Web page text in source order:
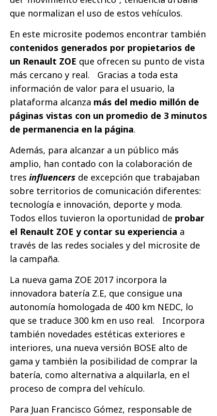
que normalizan el uso de estos vehículos.
En este microsite podemos encontrar también
contenidos generados por propietarios de
un Renault ZOE que ofrecen su punto de vista
más cercano y real. Gracias a toda esta
información de valor para el usuario, la
plataforma alcanza más del medio millón de
páginas vistas con un promedio de 3 minutos
de permanencia en la página.
Además, para alcanzar a un público más
amplio, han contado con la colaboración de
tres influencers de excepción que trabajaban
sobre territorios de comunicación diferentes:
tecnología e innovación, deporte y moda.
Todos ellos tuvieron la oportunidad de probar
el Renault ZOE y contar su experiencia a
través de las redes sociales y del microsite de
la campaña.
La nueva gama ZOE 2017 incorpora la
innovadora batería Z.E, que consigue una
autonomía homologada de 400 km NEDC, lo
que se traduce 300 km en uso real. Incorpora
también novedades estéticas exteriores e
interiores, una nueva versión BOSE alto de
gama y también la posibilidad de comprar la
batería, como alternativa a alquilarla, en el
proceso de compra del vehículo.
Para Juan Francisco Gómez, responsable de